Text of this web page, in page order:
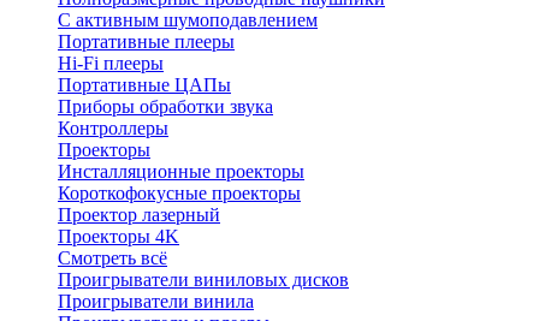
С активным шумоподавлением
Портативные плееры
Hi-Fi плееры
Портативные ЦАПы
Приборы обработки звука
Контроллеры
Проекторы
Инсталляционные проекторы
Короткофокусные проекторы
Проектор лазерный
Проекторы 4K
Смотреть всё
Проигрыватели виниловых дисков
Проигрыватели винила